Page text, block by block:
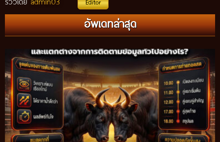
อัพเดทล่าสุด
เทคนิคแทงวัวชน รวมวิธีศึกษาข้อมูลก่อนติดตามการแข่งขัน พร้อม
แนวทางสำหรับผู้เริ่มต้น ปี 2026